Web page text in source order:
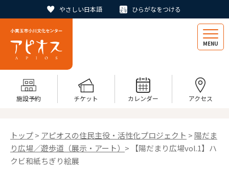
やさしい日本語 ひらがなをつける
MENU
施設予約 チケット カレンダー アクセス
トップ> アピオスの住民主役・活性化プロジェクト > 陽だま
り広場／遊歩道（展示・アート） > 【陽だまり広場vol.1】ハ
クビ和紙ちぎり絵展